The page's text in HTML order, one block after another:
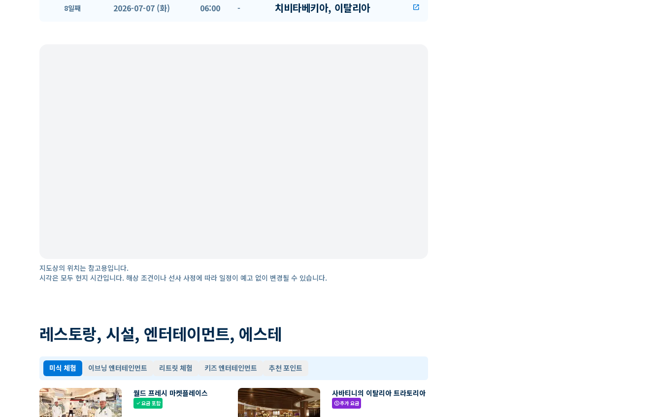
8일째 2026-07-07 (화) 06:00 - 치비타베키아, 이탈리아 open_in_new
지도상의 위치는 참고용입니다.
시각은 모두 현지 시간입니다. 해상 조건이나 선사 사정에 따라 일정이 예고 없이 변경될 수 있습니다.
레스토랑, 시설, 엔터테이먼트, 에스테
미식 체험 이브닝 엔터테인먼트 리트릿 체험 키즈 엔터테인먼트 추천 포인트
월드 프레시 마켓플레이스
check요금 포함
사바티니의 이탈리아 트라토리아
paid추가 요금